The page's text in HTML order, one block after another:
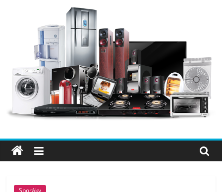
Elektro
OK
–
nejlepší
Sporáky